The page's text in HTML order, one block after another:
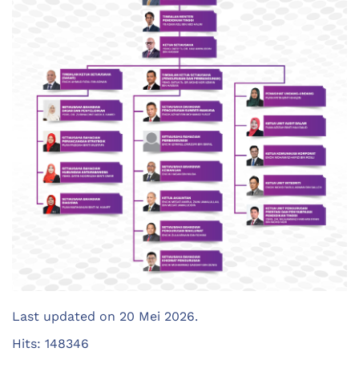
Last updated on 20 Mei 2026.
Hits: 148346